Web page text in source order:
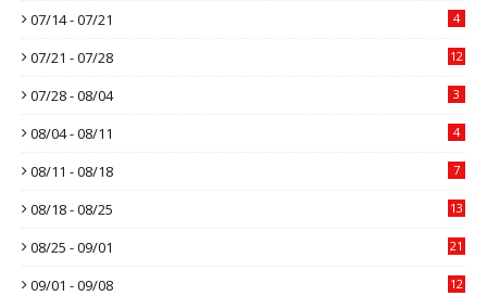
07/14 - 07/21 4
07/21 - 07/28 12
07/28 - 08/04 3
08/04 - 08/11 4
08/11 - 08/18 7
08/18 - 08/25 13
08/25 - 09/01 21
09/01 - 09/08 12